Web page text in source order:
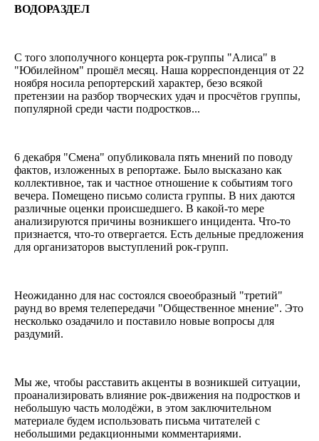
ВОДОРАЗДЕЛ
С того злополучного концерта рок-группы "Алиса" в
"Юбилейном" прошёл месяц. Наша корреспонденция от 22
ноября носила репортерский характер, безо всякой
претензии на разбор творческих удач и просчётов группы,
популярной среди части подростков...
6 декабря "Смена" опубликовала пять мнений по поводу
фактов, изложенных в репортаже. Было высказано как
коллективное, так и частное отношение к событиям того
вечера. Помещено письмо солиста группы. В них даются
различные оценки происшедшего. В какой-то мере
анализируются причины возникшего инцидента. Что-то
признается, что-то отвергается. Есть дельные предложения
для организаторов выступлений рок-групп.
Неожиданно для нас состоялся своеобразный "третий"
раунд во время телепередачи "Общественное мнение". Это
несколько озадачило и поставило новые вопросы для
раздумий.
Мы же, чтобы расставить акценты в возникшей ситуации,
проанализировать влияние рок-движения на подростков и
небольшую часть молодёжи, в этом заключительном
материале будем использовать письма читателей с
небольшими редакционными комментариями.